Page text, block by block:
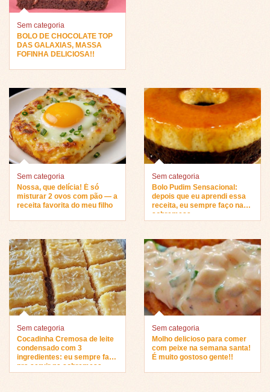
Sem categoria
BOLO DE CHOCOLATE TOP
DAS GALAXIAS, MASSA
FOFINHA DELICIOSA!!
Sem categoria
Nossa, que delícia! É só
misturar 2 ovos com pão — a
receita favorita do meu filho
Sem categoria
Bolo Pudim Sensacional:
depois que eu aprendi essa
receita, eu sempre faço na
sobremesa…
Sem categoria
Cocadinha Cremosa de leite
condensado com 3
ingredientes: eu sempre faço
pra servir na sobremesa…
Sem categoria
Molho delicioso para comer
com peixe na semana santa!
É muito gostoso gente!!